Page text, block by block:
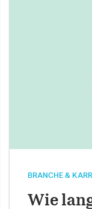
BRANCHE &
Wie